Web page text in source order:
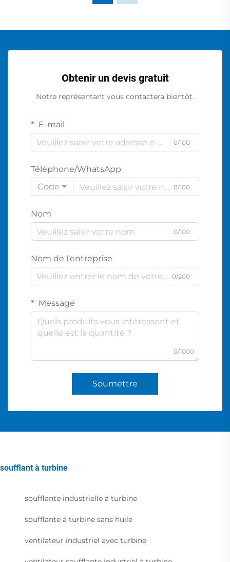
Obtenir un devis gratuit
Notre représentant vous contactera bientôt.
E-mail
0/100
Téléphone/WhatsApp
Code
0/100
Nom
0/100
Nom de l'entreprise
0/200
Message
0/1000
Soumettre
soufflant à turbine
soufflante industrielle à turbine
soufflante à turbine sans huile
ventilateur industriel avec turbine